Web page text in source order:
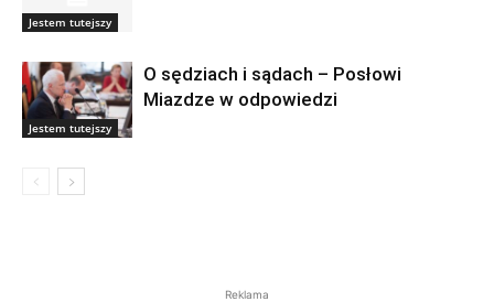
Jestem tutejszy
Jestem tutejszy
O sędziach i sądach – Posłowi
Miazdze w odpowiedzi
Reklama